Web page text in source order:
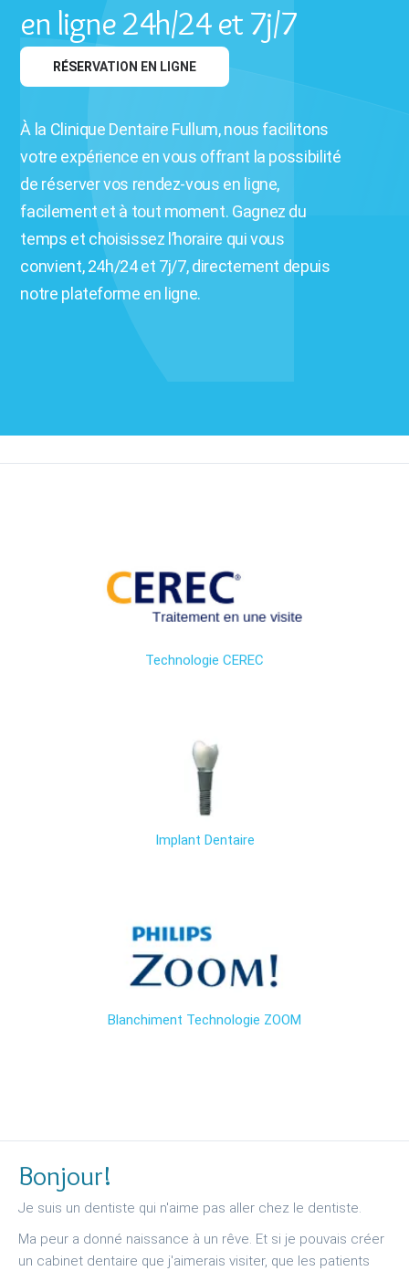
en ligne 24h/24 et 7j/7
RÉSERVATION EN LIGNE
À la Clinique Dentaire Fullum, nous facilitons
votre expérience en vous offrant la possibilité
de réserver vos rendez-vous en ligne,
facilement et à tout moment. Gagnez du
temps et choisissez l’horaire qui vous
convient, 24h/24 et 7j/7, directement depuis
notre plateforme en ligne.
Technologie CEREC
Implant Dentaire
Blanchiment Technologie ZOOM
Bonjour!
Je suis un dentiste qui n'aime pas aller chez le dentiste.
Ma peur a donné naissance à un rêve. Et si je pouvais créer
un cabinet dentaire que j'aimerais visiter, que les patients